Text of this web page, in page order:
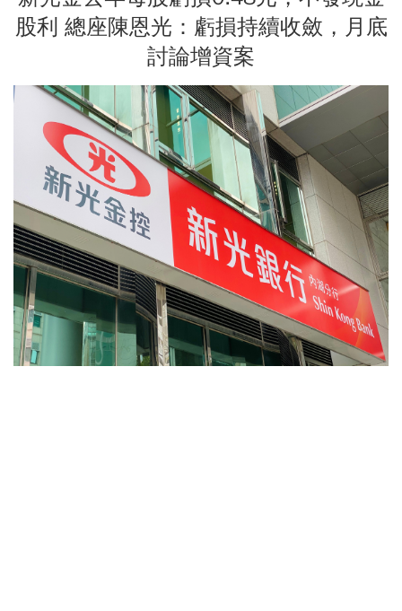
股利 總座陳恩光：虧損持續收斂，月底
討論增資案